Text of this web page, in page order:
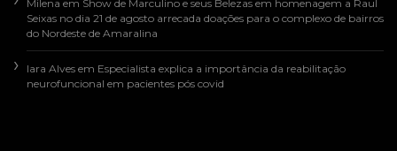
Milena em Show de Marculino e seus Belezas em homenagem a Raul
Seixas no dia 21 de agosto arrecada doações para o complexo de bairros
do Nordeste de Amaralina
Iara Alves em Especialista explica a importância da reabilitação
neurofuncional em pacientes pós covid